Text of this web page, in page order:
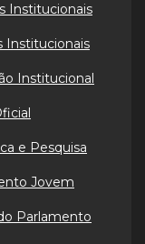
Institucionais
Institucionais
Institucional
e Pesquisa
Jovem
Parlamento